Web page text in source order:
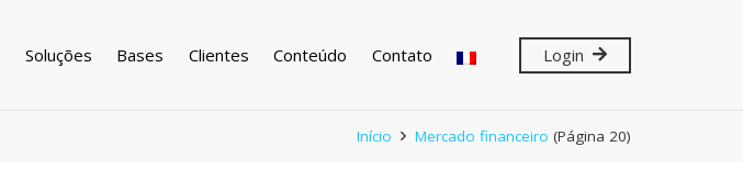
Soluções Bases Clientes Conteúdo Contato Login
Início Mercado financeiro (Página 20)